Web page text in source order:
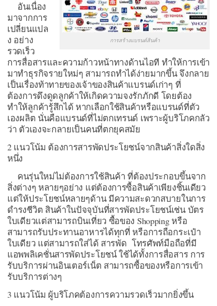
การสร้างแบรนด์สินค้า
อันเนื่อง
มาจากการ
เปลี่ยนแปล
ง อย่าง
รวดเร็ว
การสื่อสารและความก้าวหน้าทางด้านไอที ทำให้การเข้า
มาทำธุรกิจรายใหม่ๆ สามารถทำได้ง่ายมากขึ้น จึงกลาย
เป็นเรื่องท้าทายของเจ้าของสินค้าแบรนด์เก่าๆ ที่
ต้องการดึงดูดลูกค้าให้เกิดความจงรักภักดี โดยต้อง
ทำให้ลูกค้ารู้สึกได้ หากเลือกใช้สินค้าหรือแบรนด์ที่ตัว
เองผลิต นั่นคือแบรนด์ที่ไม่ตกเทรนด์ เพราะผู้บริโภคกลัว
ว่า ตัวเองจะกลายเป็นคนที่ตกยุคสมัย
2 แนวโน้ม ต้องการสารพัดประโยชน์จากสินค้าสิ่งใดสิ่ง
หนึ่ง
คนรุ่นใหม่ไม่ต้องการใช้สินค้า ที่ต้องประกอบขึ้นจาก
สิ่งต่างๆ หลายๆอย่าง แต่ต้องการซื้อสินค้าเพียงชิ้นเดียว
แต่ให้ประโยชน์หลายๆด้าน มีความสะดวกสบายในการ
ดำรงชีวิต สินค้าในปัจจุบันที่สารพัดประโยชน์เช่น บัตร
ใบเดียวแต่สามารถบินเที่ยว ซื้อของ Shopping หรือ
สามารถรับประทานอาหารได้ทุกที่ หรือการถือกระเป๋า
ใบเดียว แต่สามารถใส่ได้ สารพัด โทรศัพท์มือถือที่มี
แอพพลิเคชั่นสารพัดประโยชน์ ใช้ได้ทั้งการสื่อสาร การ
รับบริการผ่านอินเตอร์เน็ต สามารถซื้อของหรือการเข้า
รับบริการต่างๆ
3 แนวโน้ม ผู้บริโภคต้องการความรวดเร็วมากยิ่งขึ้น